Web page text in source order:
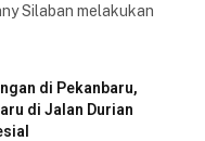
Silaban melakukan
di Pekanbaru,
di Jalan Durian